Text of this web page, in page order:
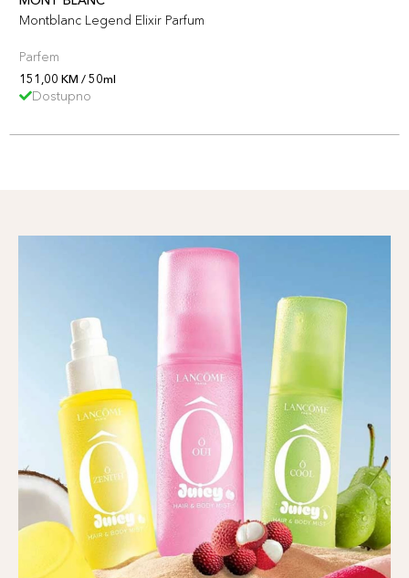
Montblanc Legend Elixir Parfum
Parfem
151,00 KM / 50ml
Dostupno